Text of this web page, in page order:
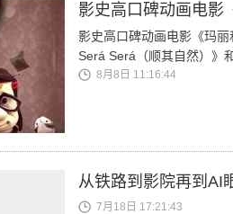
影史高口碑动画电影
影史高口碑动画电影《玛
Será Será（顺其自然）》
8月8日 11:16:44
从铁路到影院再到AI
7月18日 17:21:43